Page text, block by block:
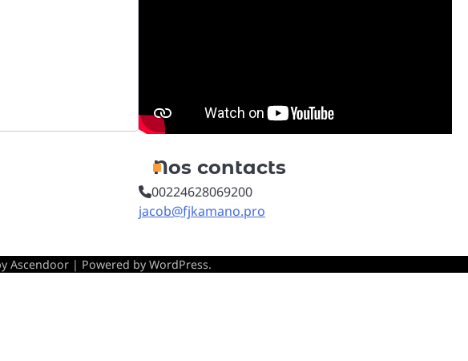
Nos contacts
00224628069200
jacob@fjkamano.pro
Ascendoor | Powered by WordPress.